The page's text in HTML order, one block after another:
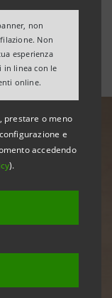
non
Non
esperienza
in linea con le
online.
prestare o meno
e
accedendo
).